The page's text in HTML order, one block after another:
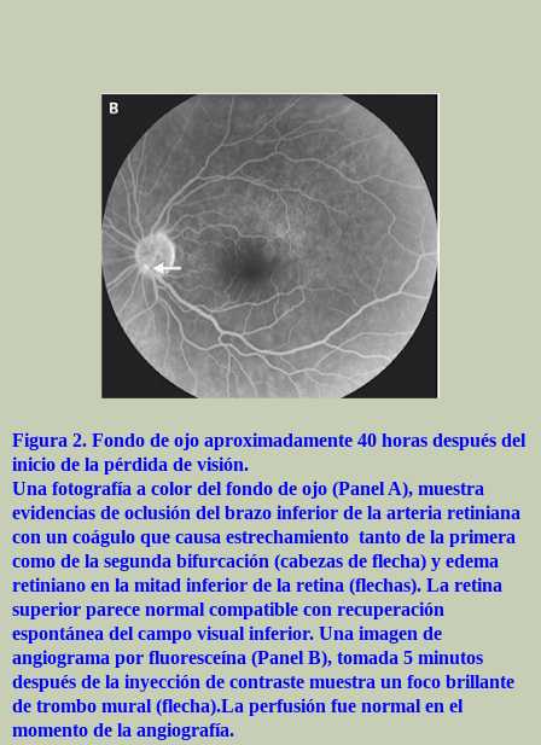
Figura 2. Fondo de ojo aproximadamente 40 horas después del
inicio de la pérdida de visión.
Una fotografía a color del fondo de ojo (Panel A), muestra
evidencias de oclusión del brazo inferior de la arteria retiniana
con un coágulo que causa estrechamiento tanto de la primera
como de la segunda bifurcación (cabezas de flecha) y edema
retiniano en la mitad inferior de la retina (flechas). La retina
superior parece normal compatible con recuperación
espontánea del campo visual inferior. Una imagen de
angiograma por fluoresceína (Panel B), tomada 5 minutos
después de la inyección de contraste muestra un foco brillante
de trombo mural (flecha).La perfusión fue normal en el
momento de la angiografía.